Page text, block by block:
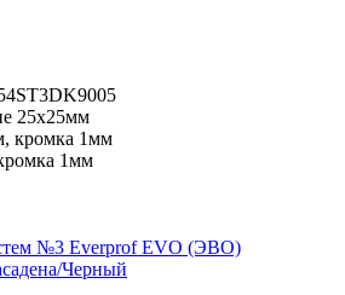
25х25мм
кромка 1мм
1мм
№3 Everprof EVO (ЭВО)
Черный